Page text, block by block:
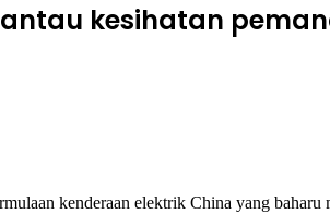
kesihatan
kenderaan elektrik China yang